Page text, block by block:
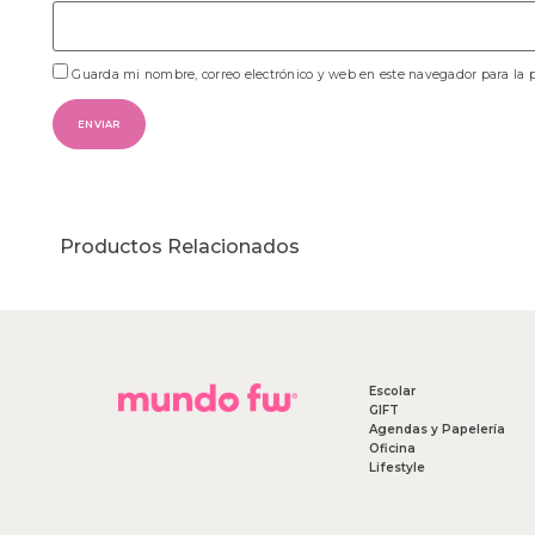
Guarda mi nombre, correo electrónico y web en este navegador para la
Productos Relacionados
Escolar
GIFT
Agendas y Papelería
Oficina
Lifestyle